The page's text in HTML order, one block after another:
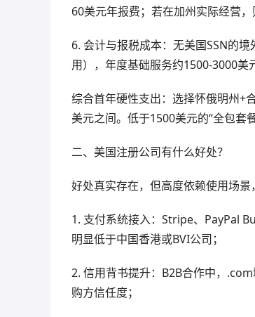
60美元年报费；若在加州实际经营
6. 会计与报税成本：无美国SSN的
用），年度基础服务约1500-3000美
综合首年硬性支出：选择怀俄明州+
美元之间。低于1500美元的“全包套
二、美国注册公司有什么好处？
好处真实存在，但高度依赖使用场景
1. 支付系统接入：Stripe、PayPal
明显低于中国香港或BVI公司；
2. 信用背书提升：B2B合作中，
购方信任度；